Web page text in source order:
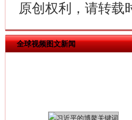
原创权利，请转载
全球视频图文新闻